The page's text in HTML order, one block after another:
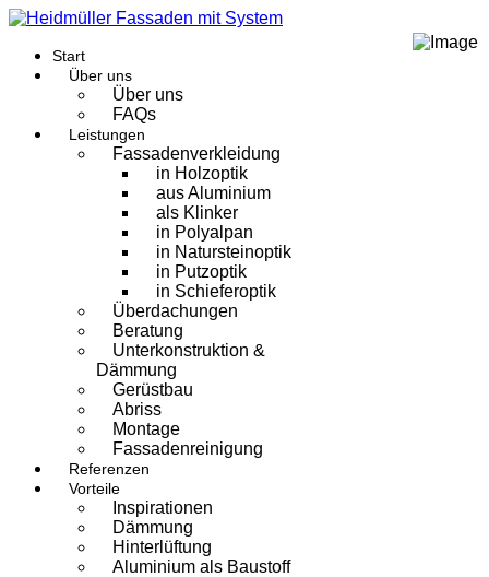
Start
Über uns
Über uns
FAQs
Leistungen
Fassadenverkleidung
in Holzoptik
aus Aluminium
als Klinker
in Polyalpan
in Natursteinoptik
in Putzoptik
in Schieferoptik
Überdachungen
Beratung
Unterkonstruktion &
Dämmung
Gerüstbau
Abriss
Montage
Fassadenreinigung
Referenzen
Vorteile
Inspirationen
Dämmung
Hinterlüftung
Aluminium als Baustoff